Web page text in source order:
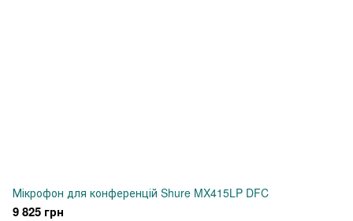
Мікрофон для конференцій Shure MX415LP DFC
9 825 грн